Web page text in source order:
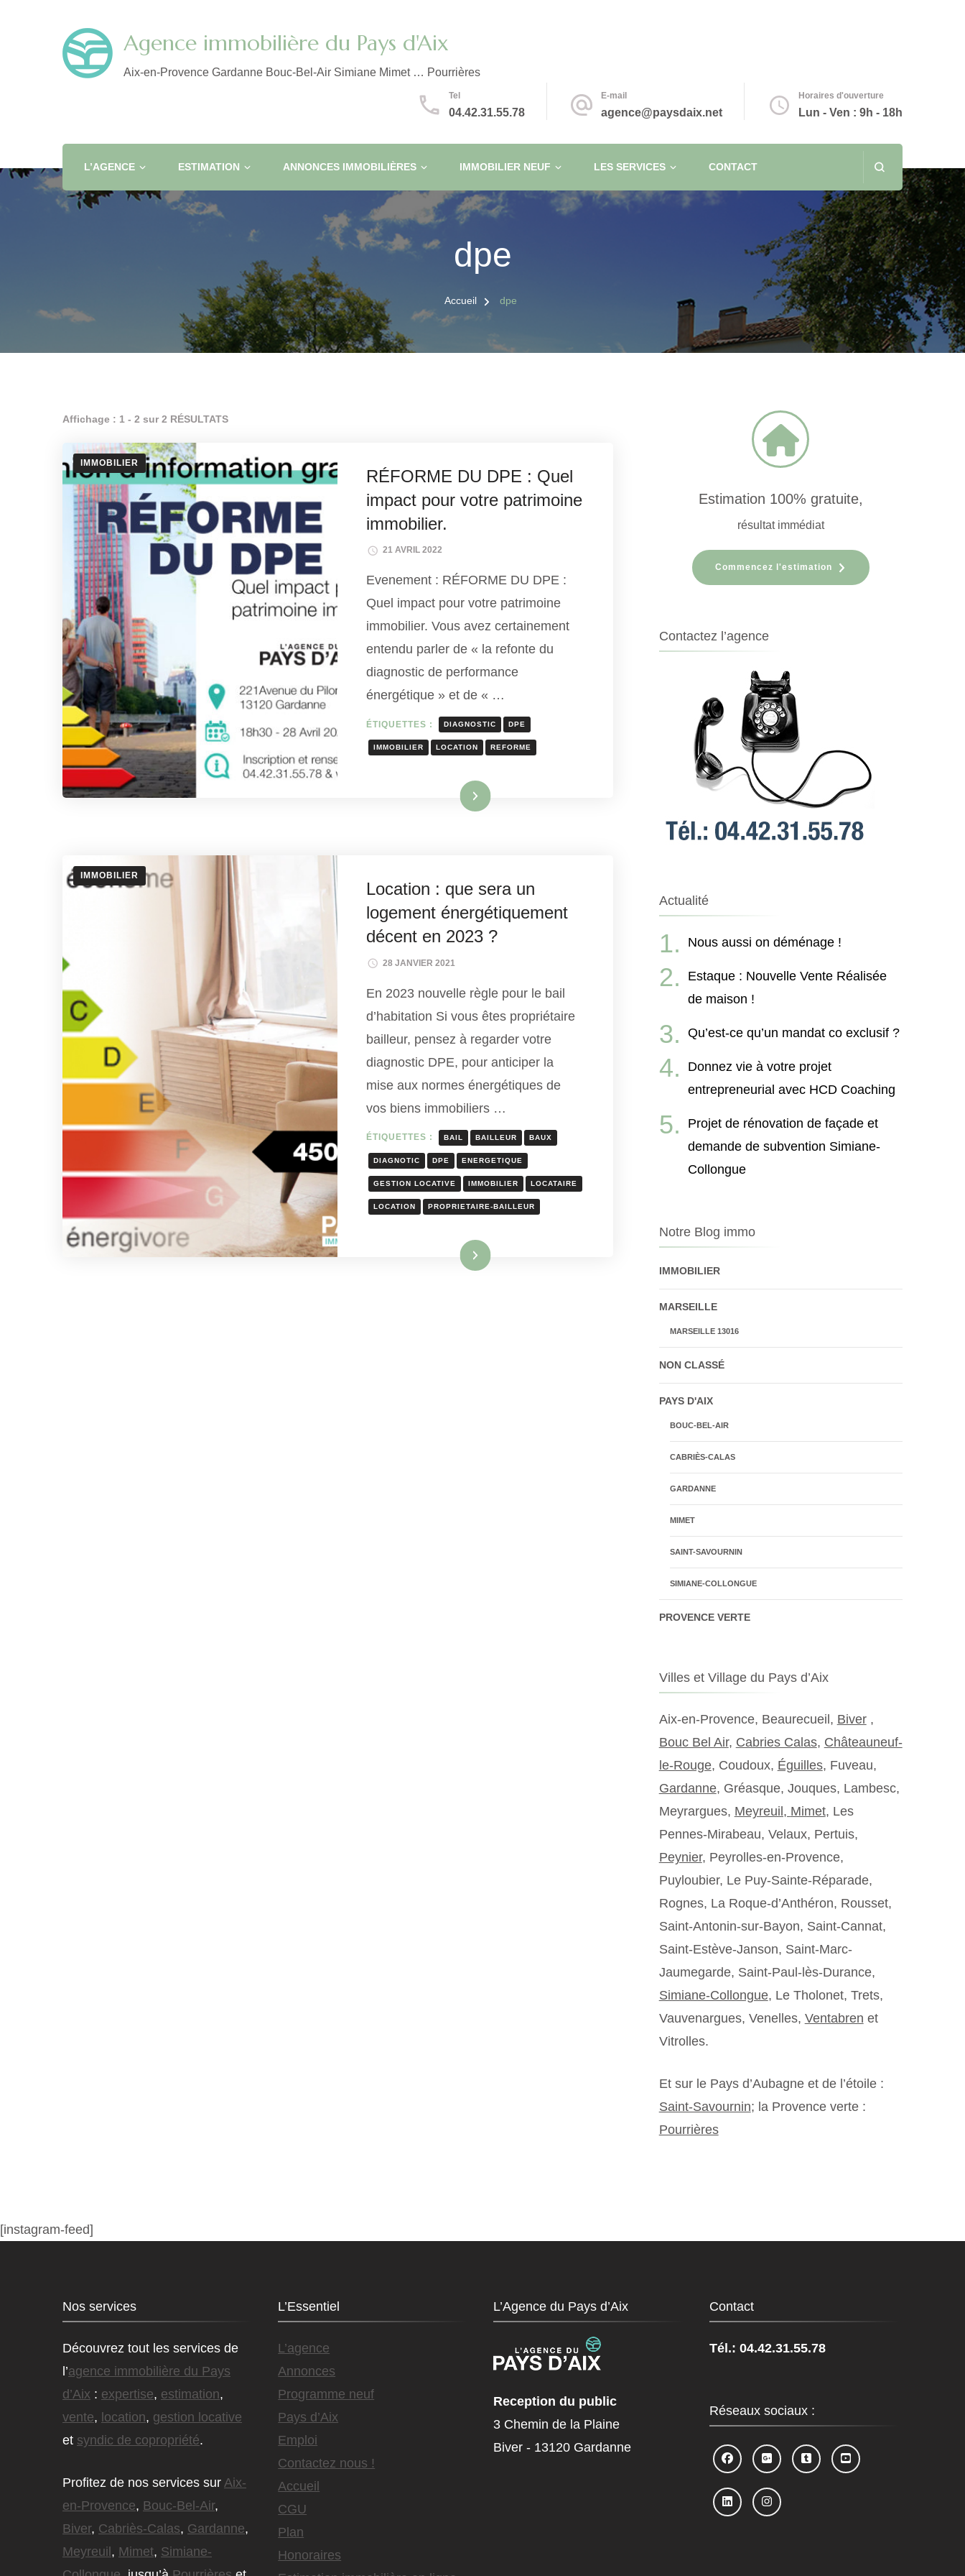
Agence immobilière du Pays d'Aix
Aix-en-Provence Gardanne Bouc-Bel-Air Simiane Mimet … Pourrières
Tel
04.42.31.55.78
E-mail
agence@paysdaix.net
Horaires d'ouverture
Lun - Ven : 9h - 18h
L’AGENCE ESTIMATION ANNONCES IMMOBILIÈRES IMMOBILIER NEUF LES SERVICES CONTACT
dpe
Accueil dpe
Affichage : 1 - 2 sur 2 RÉSULTATS
IMMOBILIER
RÉFORME DU DPE : Quel
impact pour votre patrimoine
immobilier.
21 AVRIL 2022
Evenement : RÉFORME DU DPE :
Quel impact pour votre patrimoine
immobilier. Vous avez certainement
entendu parler de « la refonte du
diagnostic de performance
énergétique » et de « …
ÉTIQUETTES : DIAGNOSTIC DPE
IMMOBILIER LOCATION REFORME
Lire la suite
IMMOBILIER
Location : que sera un
logement énergétiquement
décent en 2023 ?
28 JANVIER 2021
En 2023 nouvelle règle pour le bail
d’habitation Si vous êtes propriétaire
bailleur, pensez à regarder votre
diagnostic DPE, pour anticiper la
mise aux normes énergétiques de
vos biens immobiliers …
ÉTIQUETTES : BAIL BAILLEUR BAUX
DIAGNOTIC DPE ENERGETIQUE
GESTION LOCATIVE IMMOBILIER LOCATAIRE
LOCATION PROPRIETAIRE-BAILLEUR
Lire la suite
Estimation 100% gratuite,
résultat immédiat
Commencez l'estimation
Contactez l’agence
Actualité
Nous aussi on déménage !
Estaque : Nouvelle Vente Réalisée
de maison !
Qu’est-ce qu’un mandat co exclusif ?
Donnez vie à votre projet
entrepreneurial avec HCD Coaching
Projet de rénovation de façade et
demande de subvention Simiane-
Collongue
Notre Blog immo
IMMOBILIER
MARSEILLE
MARSEILLE 13016
NON CLASSÉ
PAYS D'AIX
BOUC-BEL-AIR
CABRIÈS-CALAS
GARDANNE
MIMET
SAINT-SAVOURNIN
SIMIANE-COLLONGUE
PROVENCE VERTE
Villes et Village du Pays d’Aix
Aix-en-Provence, Beaurecueil, Biver,
Bouc Bel Air, Cabries Calas, Châteauneuf-
le-Rouge, Coudoux, Éguilles, Fuveau,
Gardanne, Gréasque, Jouques, Lambesc,
Meyrargues, Meyreuil, Mimet, Les
Pennes-Mirabeau, Velaux, Pertuis,
Peynier, Peyrolles-en-Provence,
Puyloubier, Le Puy-Sainte-Réparade,
Rognes, La Roque-d’Anthéron, Rousset,
Saint-Antonin-sur-Bayon, Saint-Cannat,
Saint-Estève-Janson, Saint-Marc-
Jaumegarde, Saint-Paul-lès-Durance,
Simiane-Collongue, Le Tholonet, Trets,
Vauvenargues, Venelles, Ventabren et
Vitrolles.
Et sur le Pays d’Aubagne et de l’étoile :
Saint-Savournin; la Provence verte :
Pourrières
[instagram-feed]
Nos services
Découvrez tout les services de
l’agence immobilière du Pays
d’Aix : expertise, estimation,
vente, location, gestion locative
et syndic de copropriété.
Profitez de nos services sur Aix-
en-Provence, Bouc-Bel-Air,
Biver, Cabriès-Calas, Gardanne,
Meyreuil , Mimet, Simiane-
L’Essentiel
L’agence
Annonces
Programme neuf
Pays d’Aix
Emploi
Contactez nous !
Accueil
CGU
Plan
Honoraires
L’Agence du Pays d’Aix
Reception du public
3 Chemin de la Plaine
Biver - 13120 Gardanne
Contact
Tél.: 04.42.31.55.78
Réseaux sociaux :